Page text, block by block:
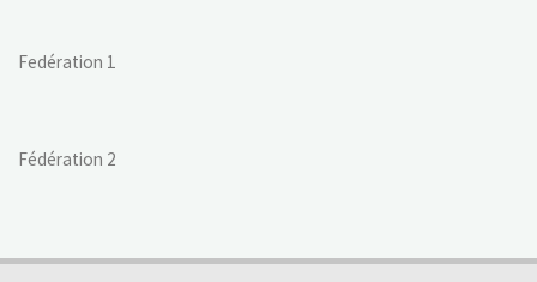
Fedération 1
Fédération 2